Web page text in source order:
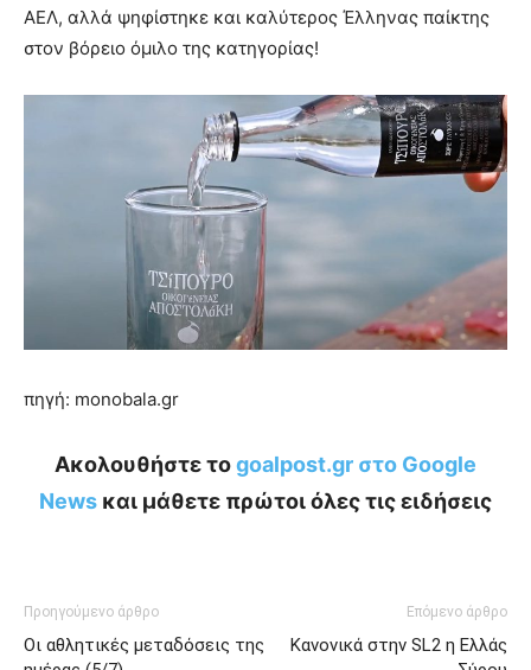
ΑΕΛ, αλλά ψηφίστηκε και καλύτερος Έλληνας παίκτης
στον βόρειο όμιλο της κατηγορίας!
πηγή: monobala.gr
Ακολουθήστε τοgoalpost.gr στο Google
News και μάθετε πρώτοι όλες τις ειδήσεις
Προηγούμενο άρθρο
Οι αθλητικές μεταδόσεις της
Επόμενο άρθρο
Κανονικά στην SL2 η Ελλάς